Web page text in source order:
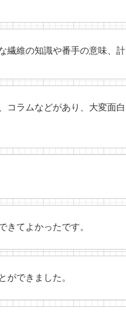
繊維の知識や番手の意味、計
コラムなどがあり、大変面白
てよかったです。
ができました。